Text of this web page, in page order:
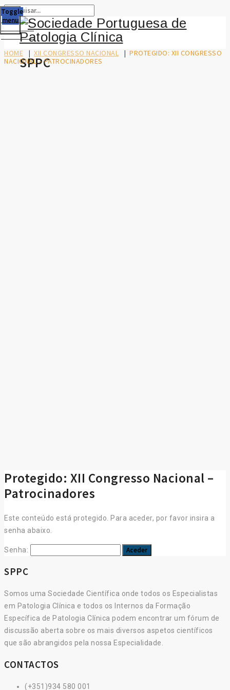
SPPC
Toggle
menu
HOME | XII CONGRESSO NACIONAL | PROTEGIDO: XII CONGRESSO
NACIONAL – PATROCINADORES
Protegido: XII Congresso Nacional –
Patrocinadores
Este conteúdo está protegido. Para aceder, por favor insira a
senha abaixo.
Senha:
SPPC
Somos uma Sociedade Científica onde todos os Especialistas
em Patologia Clínica e todos os Internos da Formação
Específica de Patologia Clínica podem encontrar um fórum de
discussão aberta sobre os mais diversos aspetos científicos
que são abrangidos pela nossa Especialidade.
CONTACTOS
(+351)934 580 001